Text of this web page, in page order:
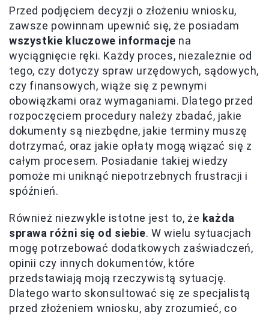
Przed podjęciem decyzji o złożeniu wniosku,
zawsze powinnam upewnić się, że posiadam
wszystkie kluczowe informacje na
wyciągnięcie ręki. Każdy proces, niezależnie od
tego, czy dotyczy spraw urzędowych, sądowych,
czy finansowych, wiąże się z pewnymi
obowiązkami oraz wymaganiami. Dlatego przed
rozpoczęciem procedury należy zbadać, jakie
dokumenty są niezbędne, jakie terminy muszę
dotrzymać, oraz jakie opłaty mogą wiązać się z
całym procesem. Posiadanie takiej wiedzy
pomoże mi uniknąć niepotrzebnych frustracji i
spóźnień.
Również niezwykle istotne jest to, że każda
sprawa różni się od siebie. W wielu sytuacjach
mogę potrzebować dodatkowych zaświadczeń,
opinii czy innych dokumentów, które
przedstawiają moją rzeczywistą sytuację.
Dlatego warto skonsultować się ze specjalistą
przed złożeniem wniosku, aby zrozumieć, co